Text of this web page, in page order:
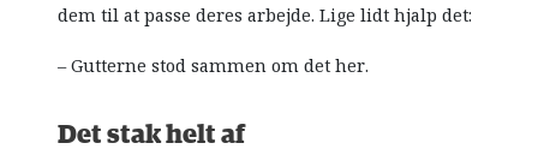
dem til at passe deres arbejde. Lige lidt hjalp det:
– Gutterne stod sammen om det her.
Det stak helt af